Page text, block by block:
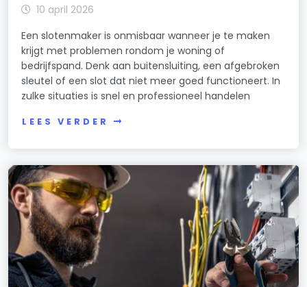
10 april 2026
Een slotenmaker is onmisbaar wanneer je te maken
krijgt met problemen rondom je woning of
bedrijfspand. Denk aan buitensluiting, een afgebroken
sleutel of een slot dat niet meer goed functioneert. In
zulke situaties is snel en professioneel handelen
LEES VERDER